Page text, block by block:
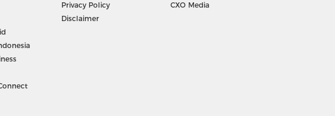
Privacy Policy
Disclaimer
CXO Media